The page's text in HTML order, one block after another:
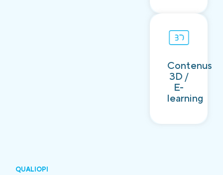
Contenus
3D /
E-
learning
Découvrir
QUALIOPI